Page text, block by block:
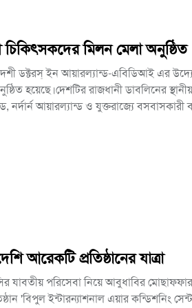
চিকিৎসকদের মিলন মেলা অনুষ্ঠিত
ডক্টরস্ ইন আয়ারল্যান্ড-এবিডিআই এর
হয়েছে।দেশটির রাজধানী ডাবলিনের
নর্দার্ন আয়ারল্যান্ড ও যুক্তরাজ্যে বসবাসকারী
পারভেজ এবং ডা: মিলন। দেশটিতে
আহবান জানান। এছাড়া আয়ারল্যান্ড এ
বর্তমানে প্রায় ৭০ বাংলাদেশী প্রবাসী
আরেকটি প্রতিষ্ঠানের যাত্রা
যাবতীয় পরিসেবা নিয়ে আবুধাবির
'বিপুল ইন্টারন্যাশনাল এয়ার কন্ডিশনিং